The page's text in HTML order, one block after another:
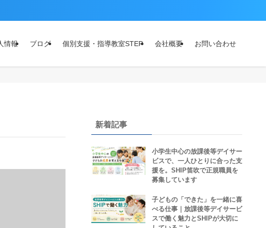
情報 ブログ 個別支援・指導教室STEP 会社概要 お問い合わせ
新着記事
小学生中心の放課後等デイサー
ビスで、一人ひとりに合った支
援を。SHIP笛吹で正規職員を
募集しています
子どもの「できた」を一緒に喜
べる仕事｜放課後等デイサービ
スで働く魅力とSHIPが大切に